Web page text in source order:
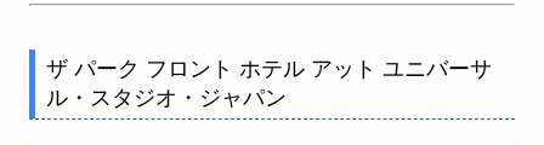
ザ パーク フロント ホテル アット ユニバーサ
ル・スタジオ・ジャパン